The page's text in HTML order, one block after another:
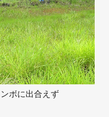
ボに出合えず